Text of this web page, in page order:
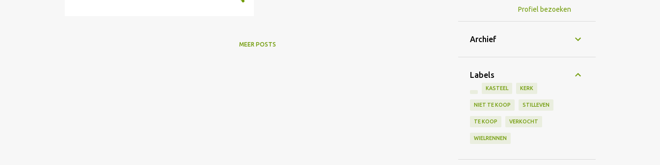
MEER POSTS
Profiel bezoeken
Archief
Labels
KASTEEL KERK
NIET TE KOOP STILLEVEN
TE KOOP VERKOCHT
WIELRENNEN